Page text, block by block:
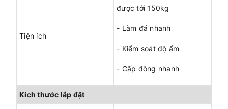
Tiện ích
được tới 150kg
- Làm đá nhanh
- Kiểm soát độ ẩm
- Cấp đông nhanh
Kích thước lắp đặt